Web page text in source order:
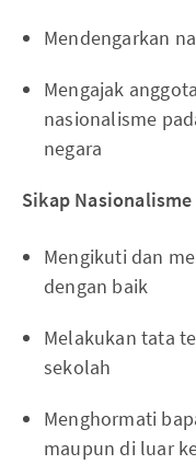
Mendengarkan
Mengajak
nasionalisme
negara
Sikap
Mengikuti dan
dengan baik
Melakukan tata
sekolah
Menghormati
maupun di luar